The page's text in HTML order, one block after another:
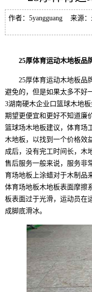
作者：5yangguang 来源
25厚体育运动木地板品
25厚体育运动木地板品牌
避免的，但是如果太多不好
3湖南硬木企业口篮球木地
期望更便宜和更好不知道廉
篮球场木地板建议，体育场
木地板，以找到一个价格效
成后，没有完工时间长，木
售后服务一般来说，服务非
育场地板上涂蜡对于木制品
体育场地板木地板表面摩擦
板表面过于光滑，运动员在
成脚底滑冰。